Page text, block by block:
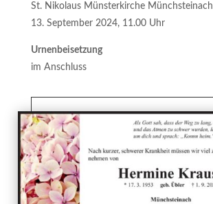
St. Nikolaus Münsterkirche Münchsteinach
13. September 2024, 11.00 Uhr
Urnenbeisetzung
im Anschluss